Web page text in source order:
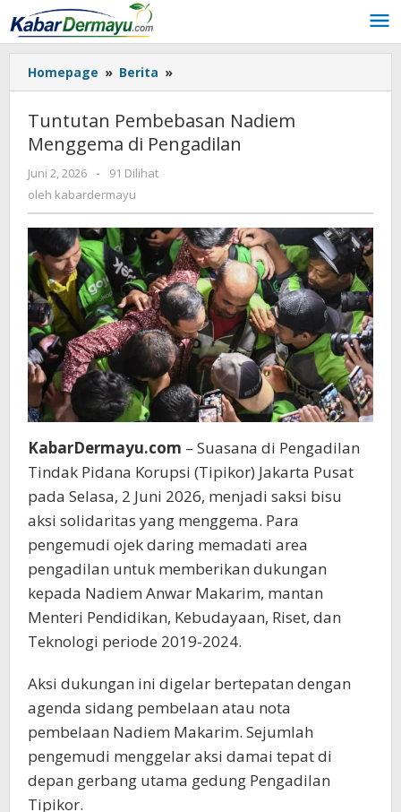
Lewati
ke
konten
Homepage » Berita »
Pembebasan
Nadiem
Menggema
di
Tuntutan Pembebasan Nadiem
Menggema di Pengadilan
Juni 2, 2026
oleh
kabardermayu
-
91 Dilihat
oleh kabardermayu
KabarDermayu.com – Suasana di Pengadilan
Tindak Pidana Korupsi (Tipikor) Jakarta Pusat
pada Selasa, 2 Juni 2026, menjadi saksi bisu
aksi solidaritas yang menggema. Para
pengemudi ojek daring memadati area
pengadilan untuk memberikan dukungan
kepada Nadiem Anwar Makarim, mantan
Menteri Pendidikan, Kebudayaan, Riset, dan
Teknologi periode 2019-2024.
Aksi dukungan ini digelar bertepatan dengan
agenda sidang pembelaan atau nota
pembelaan Nadiem Makarim. Sejumlah
pengemudi menggelar aksi damai tepat di
depan gerbang utama gedung Pengadilan
Tipikor.